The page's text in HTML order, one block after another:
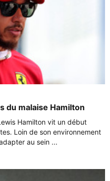
du malaise Hamilton
Hamilton vit un début
Loin de son environnement
au sein ...